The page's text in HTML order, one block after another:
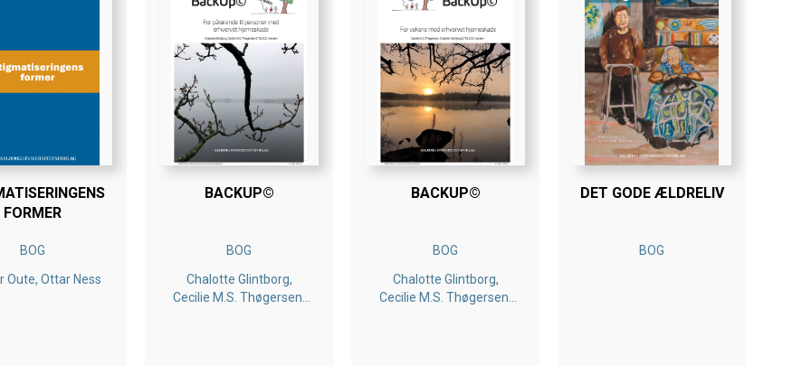
FORMER
BOG
Oute, Ottar Ness
BACKUP©
BOG
Chalotte Glintborg,
Cecilie M.s. Thøgersen,
BACKUP©
BOG
Chalotte Glintborg,
Cecilie M.s. Thøgersen,
DET GODE ÆLDRELIV
BOG